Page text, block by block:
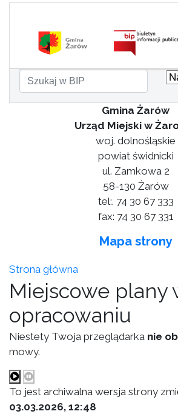
Gmina Żarów
Urząd Miejski w
woj. dolnośląskie
powiat świdnicki
ul. Zamkowa 2
58-130 Żarów
tel:. 74 30 67 333
fax: 74 30 67 331
Mapa strony
Strona główna
Miejscowe plany
opracowaniu
Niestety Twoja przeglądarka nie
mowy.
To jest archiwalna wersja strony
03.03.2026, 12:48